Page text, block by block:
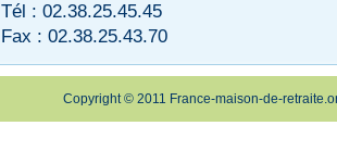
Tél : 02.38.25.45.45
Fax : 02.38.25.43.70
Copyright © 2011 France-maison-de-